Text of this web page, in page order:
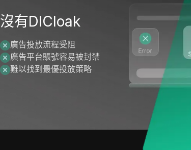
沒有DICloak
廣告投放流程受阻
廣告平台賬號容易被封禁
難以找到最優投放策略